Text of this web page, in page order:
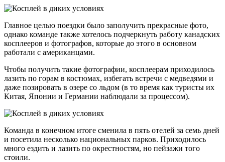
Главное целью поездки было заполучить прекрасные фото,
однако команде также хотелось подчеркнуть работу канадских
косплееров и фотографов, которые до этого в основном
работали с американцами.
Чтобы получить такие фотографии, косплеерам приходилось
лазить по горам в костюмах, избегать встречи с медведями и
даже позировать в озере со льдом (в то время как туристы их
Китая, Японии и Германии наблюдали за процессом).
Команда в конечном итоге сменила в пять отелей за семь дней
и посетила несколько национальных парков. Приходилось
много ездить и лазить по окрестностям, но пейзажи того
стоили.